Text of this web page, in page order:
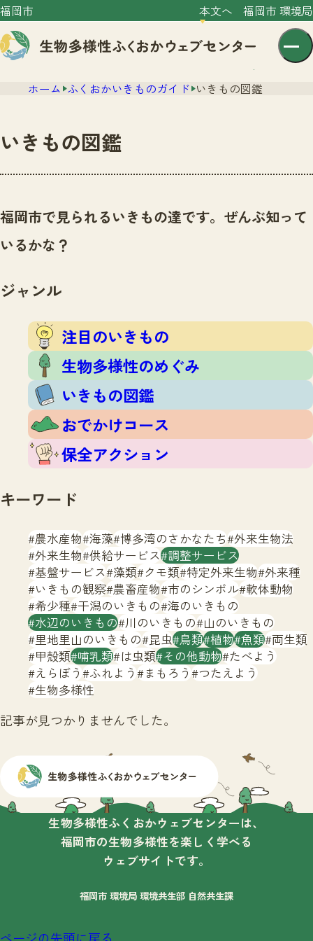
福岡市 本文へ 福岡市 環境局
文字サイズ 小 中 大
センター紹介
センター紹介TOP
サイトポリシー
ニュース
いきものガイド
注目のいきもの
生物多様性のめぐみ
いきもの図鑑
おでかけコース
保全アクション
イベント
いきもの調査隊
調査レポート
調査レポートTOP
調査結果
ふくおかいきものマップ
マッチング
マッチングTOP
掲載申し込みフォーム
お問合せ
生物多様性ふくおかウェブセンターとは
サイトマップ
ホーム ふくおかいきものガイド いきもの図鑑
いきもの図鑑
福岡市で見られるいきもの達です。ぜんぶ知って
いるかな？
ジャンル
注目のいきもの
生物多様性のめぐみ
いきもの図鑑
おでかけコース
保全アクション
キーワード
農水産物 海藻 博多湾のさかなたち 外来生物法
外来生物 供給サービス 調整サービス
基盤サービス 藻類 クモ類 特定外来生物 外来種
いきもの観察 農畜産物 市のシンボル 軟体動物
希少種 干潟のいきもの 海のいきもの
水辺のいきもの 川のいきもの 山のいきもの
里地里山のいきもの 昆虫 鳥類 植物 魚類 両生類
甲殻類 哺乳類 は虫類 その他動物 たべよう
えらぼう ふれよう まもろう つたえよう
生物多様性
記事が見つかりませんでした。
生物多様性ふくおかウェブセンターは、
福岡市の生物多様性を楽しく学べる
ウェブサイトです。
福岡市 環境局 環境共生部 自然共生課